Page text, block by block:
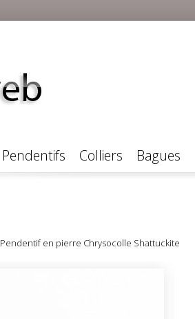
Pendentifs Colliers Bagues
Pendentif en pierre Chrysocolle Shattuckite